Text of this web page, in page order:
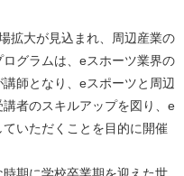
拡大が見込まれ、周辺産業の
グラムは、eスホーツ業界の
師となり、eスポーツと周辺
者のスキルアップを図り、e
いただくことを目的に開催